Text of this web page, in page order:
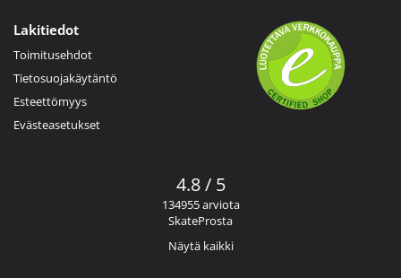
Lakitiedot
Toimitusehdot
Tietosuojakäytäntö
Esteettömyys
Evästeasetukset
4.8 / 5
134955 arviota
SkateProsta
Näytä kaikki